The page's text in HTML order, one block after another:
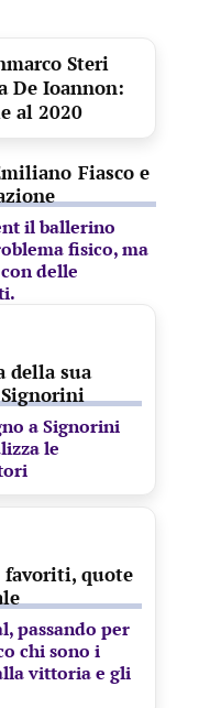
Steri
De Ioannon:
al 2020
Fiasco e
il ballerino
fisico, ma
delle
della sua
a Signorini
le
favoriti, quote
passando per
chi sono i
vittoria e gli